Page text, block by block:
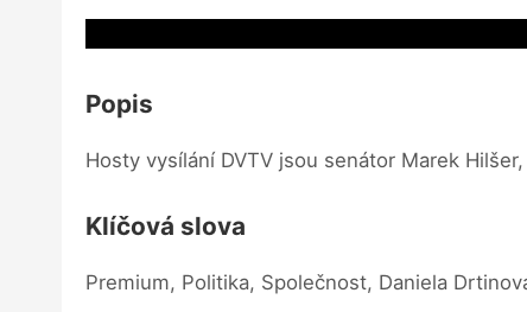
Popis
Hosty vysílání DVTV jsou senátor Marek
Klíčová slova
Premium, Politika, Společnost, Daniela